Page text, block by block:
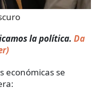
la política. Da
económicas se